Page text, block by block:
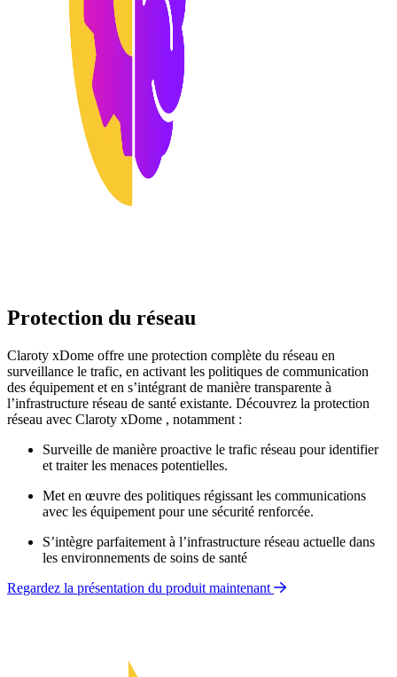
Protection du réseau
Claroty xDome offre une protection complète du réseau en
surveillance le trafic, en activant les politiques de communication
des équipement et en s’intégrant de manière transparente à
l’infrastructure réseau de santé existante. Découvrez la protection
réseau avec Claroty xDome , notamment :
Surveille de manière proactive le trafic réseau pour identifier
et traiter les menaces potentielles.
Met en œuvre des politiques régissant les communications
avec les équipement pour une sécurité renforcée.
S’intègre parfaitement à l’infrastructure réseau actuelle dans
les environnements de soins de santé
Regardez la présentation du produit maintenant